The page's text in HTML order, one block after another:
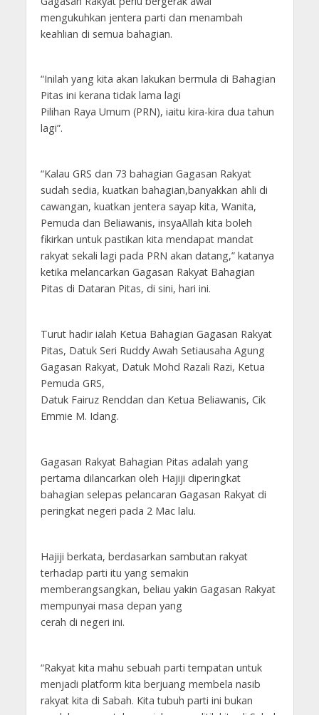
mengukuhkan jentera parti dan menambah
keahlian di semua bahagian.
“Inilah yang kita akan lakukan bermula di Bahagian
Pitas ini kerana tidak lama lagi
Pilihan Raya Umum (PRN), iaitu kira-kira dua tahun
lagi”.
“Kalau GRS dan 73 bahagian Gagasan Rakyat
sudah sedia, kuatkan bahagian,banyakkan ahli di
cawangan, kuatkan jentera sayap kita, Wanita,
Pemuda dan Beliawanis, insyaAllah kita boleh
fikirkan untuk pastikan kita mendapat mandat
rakyat sekali lagi pada PRN akan datang,” katanya
ketika melancarkan Gagasan Rakyat Bahagian
Pitas di Dataran Pitas, di sini, hari ini.
Turut hadir ialah Ketua Bahagian Gagasan Rakyat
Pitas, Datuk Seri Ruddy Awah Setiausaha Agung
Gagasan Rakyat, Datuk Mohd Razali Razi, Ketua
Pemuda GRS,
Datuk Fairuz Renddan dan Ketua Beliawanis, Cik
Emmie M. Idang.
Gagasan Rakyat Bahagian Pitas adalah yang
pertama dilancarkan oleh Hajiji diperingkat
bahagian selepas pelancaran Gagasan Rakyat di
peringkat negeri pada 2 Mac lalu.
Hajiji berkata, berdasarkan sambutan rakyat
terhadap parti itu yang semakin
memberangsangkan, beliau yakin Gagasan Rakyat
mempunyai masa depan yang
cerah di negeri ini.
“Rakyat kita mahu sebuah parti tempatan untuk
menjadi platform kita berjuang membela nasib
rakyat kita di Sabah. Kita tubuh parti ini bukan